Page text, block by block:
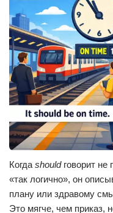
Когдаshouldговорит не
«так логично», он
плану или здравому
Это мягче, чем приказ,